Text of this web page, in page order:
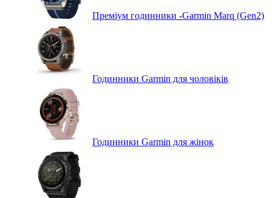
Преміум годинники -Garmin Marq (Gen2)
Годинники Garmin для чоловіків
Годинники Garmin для жінок